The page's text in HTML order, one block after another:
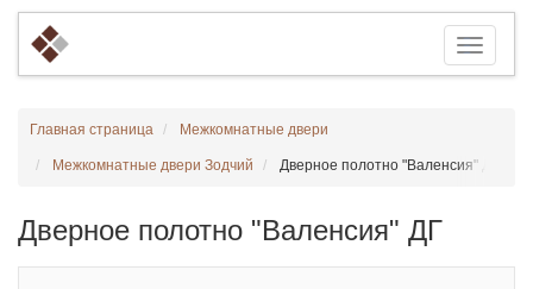
Главная страница Межкомнатные двери
Межкомнатные двери Зодчий Дверное полотно "Валенсия" ДГ
Дверное полотно "Валенсия" ДГ